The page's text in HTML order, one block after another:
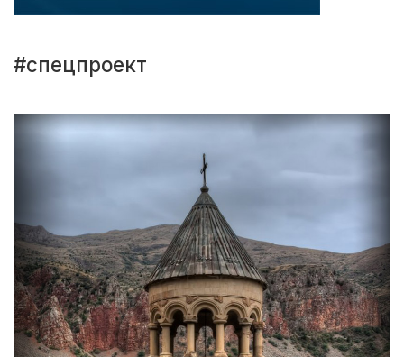
#спецпроект